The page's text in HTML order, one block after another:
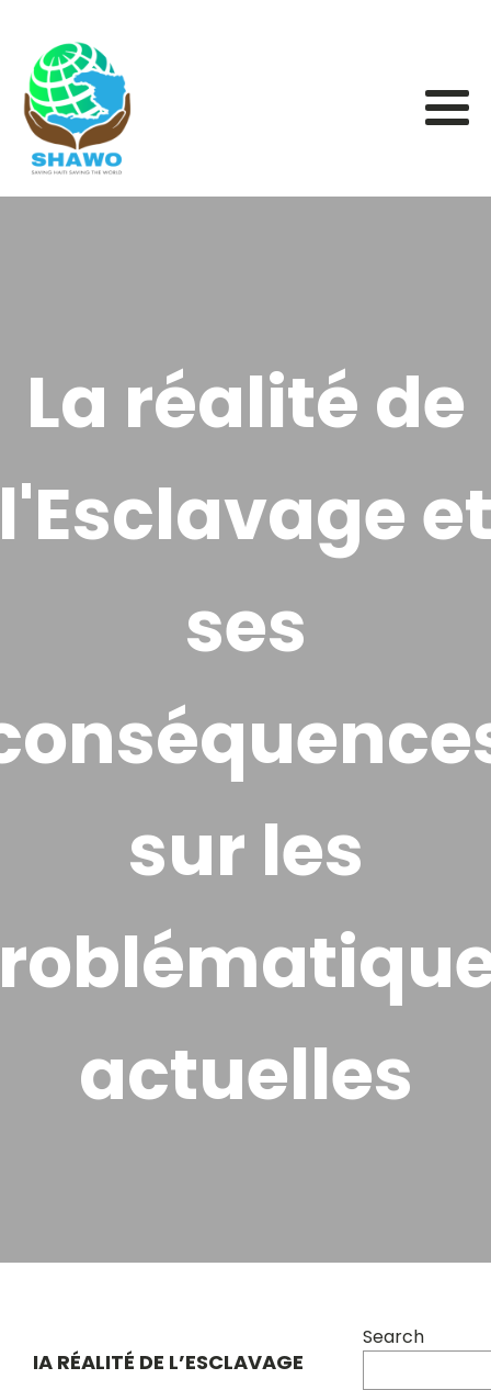
La réalité de
ses
sur les
actuelles
IA RÉALITÉ DE L’ESCLAVAGE
Search